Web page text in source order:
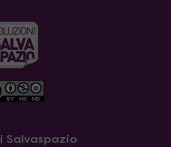
Salvaspazio